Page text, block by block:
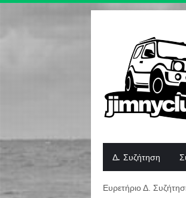
Δ. Συζήτηση
Ευρετήριο Δ.